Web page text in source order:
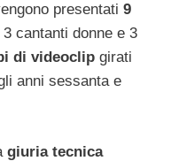
presentati 9
cantanti donne e 3
di videoclip girati
anni sessanta e
giuria tecnica